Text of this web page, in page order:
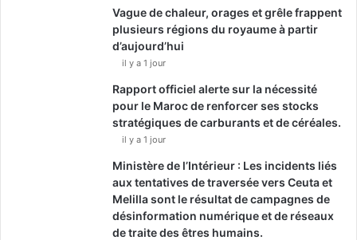
Vague de chaleur, orages et grêle frappent
plusieurs régions du royaume à partir
d’aujourd’hui
il y a 1 jour
Rapport officiel alerte sur la nécessité
pour le Maroc de renforcer ses stocks
stratégiques de carburants et de céréales.
il y a 1 jour
Ministère de l’Intérieur : Les incidents liés
aux tentatives de traversée vers Ceuta et
Melilla sont le résultat de campagnes de
désinformation numérique et de réseaux
de traite des êtres humains.